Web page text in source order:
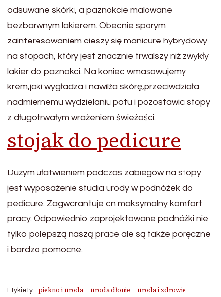
odsuwane skórki, a paznokcie malowane
bezbarwnym lakierem. Obecnie sporym
zainteresowaniem cieszy się manicure hybrydowy
na stopach, który jest znacznie trwalszy niż zwykły
lakier do paznokci. Na koniec wmasowujemy
krem,jaki wygładza i nawilża skórę,przeciwdziała
nadmiernemu wydzielaniu potu i pozostawia stopy
z długotrwałym wrażeniem świeżości.
stojak do pedicure
Dużym ułatwieniem podczas zabiegów na stopy
jest wyposażenie studia urody w podnóżek do
pedicure. Zagwarantuje on maksymalny komfort
pracy. Odpowiednio zaprojektowane podnóżki nie
tylko polepszą naszą prace ale są także poręczne
i bardzo pomocne.
Etykiety: piekno i uroda uroda dłonie uroda i zdrowie